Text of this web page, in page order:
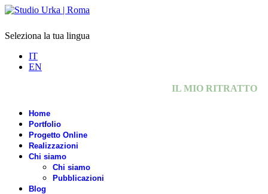
Seleziona la tua lingua
IT
EN
IL MIO RITRATTO
Home
Portfolio
Progetto Online
Realizzazioni
Chi siamo
Chi siamo
Pubblicazioni
Blog